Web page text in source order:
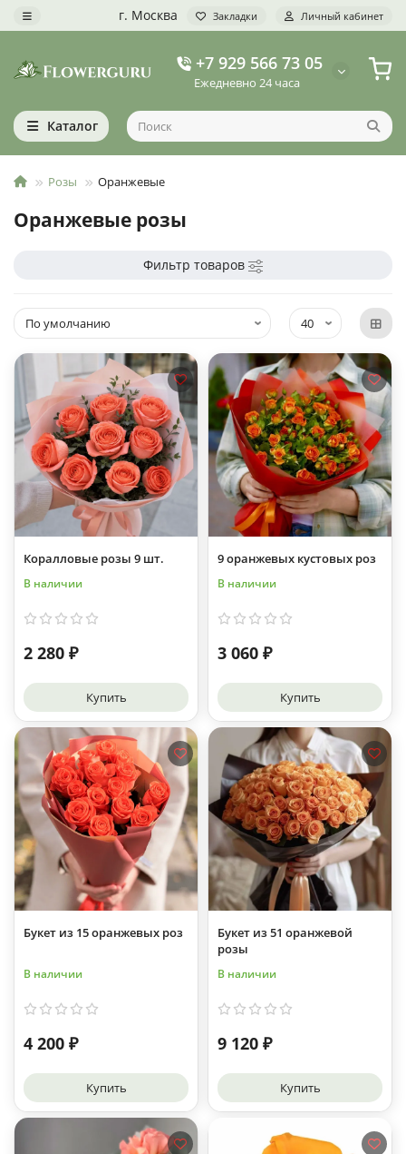
г. Москва Закладки Личный кабинет
+7 929 566 73 05
Ежедневно 24 часа
Каталог
Розы Оранжевые
Оранжевые розы
Фильтр товаров
Коралловые розы 9 шт.
В наличии
2 280 ₽
Купить
9 оранжевых кустовых роз
В наличии
3 060 ₽
Купить
Букет из 15 оранжевых роз
В наличии
4 200 ₽
Купить
Букет из 51 оранжевой
розы
В наличии
9 120 ₽
Купить